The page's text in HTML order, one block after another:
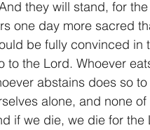
they will stand, for
one day more sacred
be fully convinced
to the Lord. Whoever
abstains does so
alone, and none
if we die, we die for